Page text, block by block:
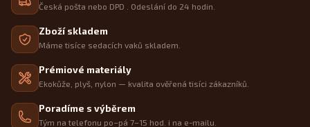
Česká pošta nebo DPD . Odeslání do 24 hodin.
Zboží skladem
Máme tisíce sedacích vaků skladem.
Prémiové materiály
Ekokůže, plyš, nylon — kvalita ověřená tisíci zákazníků.
Poradíme s výběrem
Tým na telefonu po–pá 7–15 hod. i na e-mailu.